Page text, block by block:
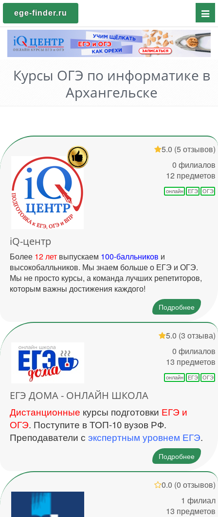
ege-finder.ru
Курсы ОГЭ по информатике в
Архангельске
5.0 (5 отзывов)
0 филиалов
12 предметов
онлайн ЕГЭ ОГЭ
iQ-центр
Более 12 лет выпускаем 100-балльников и
высокобалльников. Мы знаем больше о ЕГЭ и ОГЭ.
Мы не просто курсы, а команда лучших репетиторов,
которым важны достижения каждого!
Подробнее
5.0 (3 отзыва)
0 филиалов
13 предметов
онлайн ЕГЭ ОГЭ
ЕГЭ ДОМА - ОНЛАЙН ШКОЛА
Дистанционные курсы подготовки ЕГЭ и
ОГЭ. Поступите в ТОП-10 вузов РФ.
Преподаватели с экспертным уровнем ЕГЭ.
Подробнее
0.0 (0 отзывов)
1 филиал
13 предметов